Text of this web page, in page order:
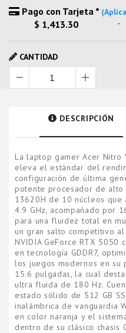
Pago con Tarjeta *
$ 1,413.30 -
CANTIDAD
DESCRIPCIÓN
La laptop gamer Acer Nitro
eleva el estándar del
configuración de última
potente procesador de
13620H de 10 núcleos que
4.9 GHz, acompañado por
para una fluidez total en
un gran salto competitivo
NVIDIA GeForce RTX 5050
en tecnología GDDR7,
los juegos modernos en su
15.6 pulgadas, la cual
ultra fluida de 180 Hz.
estado sólido de 512 GB
inalámbrica de vanguardia
en color naranja y el
dentro de su clásico chasis